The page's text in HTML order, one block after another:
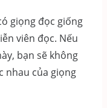
giọng đọc giống
viên đọc. Nếu
bạn sẽ không
nhau của giọng